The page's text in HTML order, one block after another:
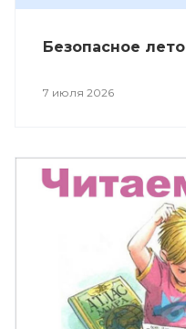
Безопасное лето
7 июля 2026